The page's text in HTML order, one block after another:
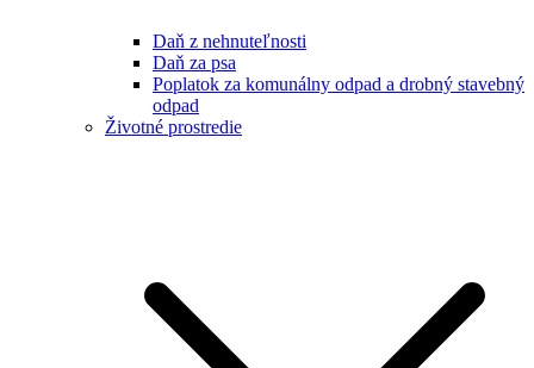
Daň z nehnuteľnosti
Daň za psa
Poplatok za komunálny odpad a drobný stavebný
odpad
Životné prostredie